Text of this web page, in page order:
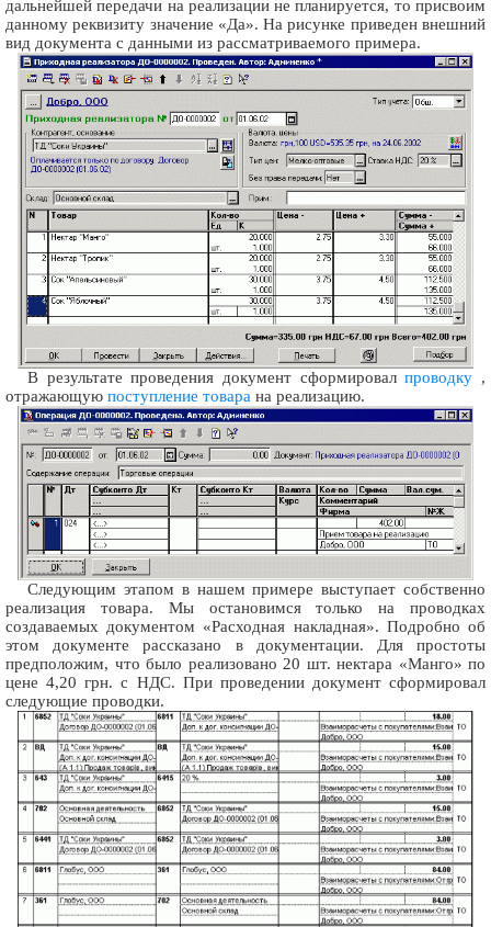
дальнейшей передачи на реализации не планируется, то присвоим
данному реквизиту значение «Да». На рисунке приведен внешний
вид документа с данными из рассматриваемого примера.
В результате проведения документ сформировалпроводку ,
отражающую поступление товара на реализацию.
Следующим этапом в нашем примере выступает собственно
реализация товара. Мы остановимся только на проводках
создаваемых документом «Расходная накладная». Подробно об
этом документе рассказано в документации. Для простоты
предположим, что было реализовано 20 шт. нектара «Манго» по
цене 4,20 грн. с НДС. При проведении документ сформировал
следующие проводки.